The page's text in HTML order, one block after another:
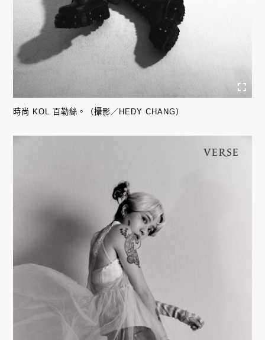
時尚 KOL 百勒絲。（攝影／HEDY CHANG）